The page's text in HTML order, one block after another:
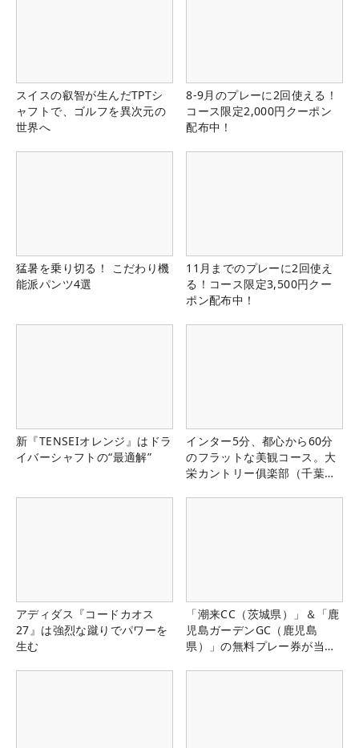
スイスの叡智が生んだTPTシ
ャフトで、ゴルフを異次元の
世界へ
8-9月のプレーに2回使える！
コース限定2,000円クーポン
配布中！
猛暑を乗り切る！ こだわり機
能派パンツ4選
11月までのプレーに2回使え
る！コース限定3,500円クー
ポン配布中！
新『TENSEIオレンジ』はドラ
イバーシャフトの“最適解”
インター5分、都心から60分
のフラットな美観コース。大
栄カントリー俱楽部（千葉
アディダス『コードカオス
27』は強烈な蹴りでパワーを
生む
「潮来CC（茨城県）」＆「鹿
児島ガーデンGC（鹿児島
県）」の無料プレー券が当た